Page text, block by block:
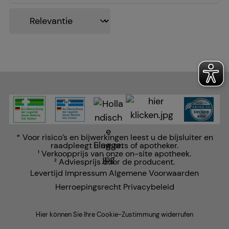
om onze website verder voor u te optimaliseren, om
de inhoud van onze website maar ook de reclame
op sites van derden zo relevant mogelijk voor u te
maken. Wij wijzen u erop dat gegevens voor dit doel
Google of sociale media.
* Voor risico’s en bijwerkingen leest u de bijsluiter en
raadpleegt u uw arts of apotheker.
1 Verkoopprijs van onze on-site apotheek.
2 Adviesprijs door de producent.
Levertijd ImpressumAlgemene Voorwaarden
Herroepingsrecht Privacybeleid
Hier können Sie Ihre Cookie-Zustimmung widerrufen